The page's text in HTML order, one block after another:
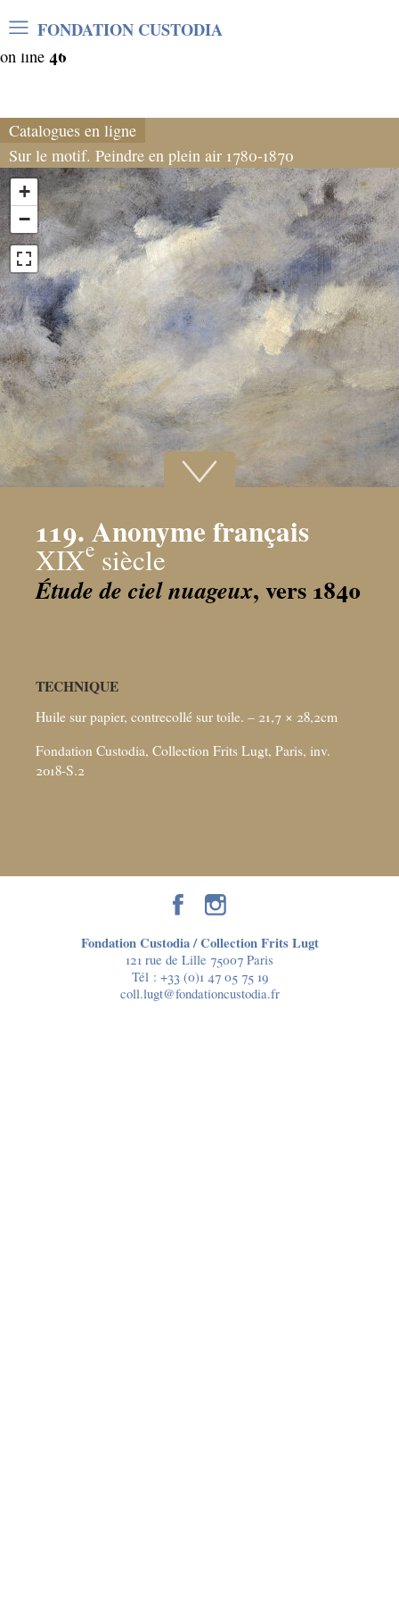
Warning: Undefined array key "var_mode" in
/home/clients/06cf3fb6db0bf3383064f508e4e3b220/
on line 46
FONDATION CUSTODIA
Catalogues en ligne
Sur le motif. Peindre en plein air 1780-1870
+
−
119. Anonyme français
XIXe siècle
Étude de ciel nuageux, vers 1840
TECHNIQUE
Huile sur papier, contrecollé sur toile. – 21,7 × 28,2cm
Fondation Custodia, Collection Frits Lugt, Paris, inv.
2018-S.2
Fondation Custodia / Collection Frits Lugt
121 rue de Lille 75007 Paris
Tél : +33 (0)1 47 05 75 19
coll.lugt@fondationcustodia.fr